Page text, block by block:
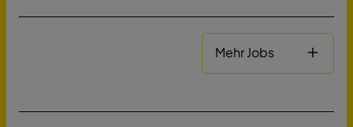
Mehr Jobs